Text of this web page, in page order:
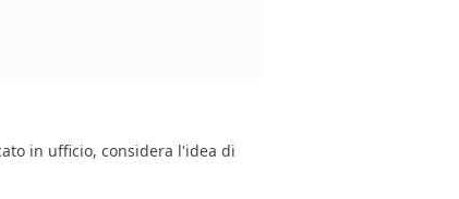
in ufficio, considera l'idea di